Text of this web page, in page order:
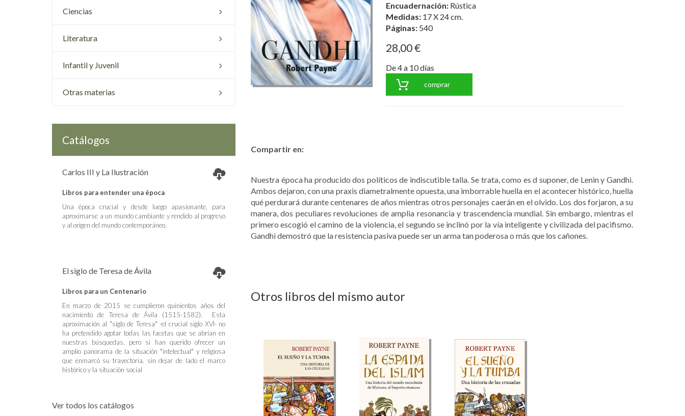
Ciencias
Literatura
Infantil y Juvenil
Otras materias
Catálogos
Carlos III y La Ilustración
Libros para entender una época
Una época crucial y desde luego apasionante, para
aproximarse a un mundo cambiante y rendido al progreso
y al origen del mundo contemporáneo.
El siglo de Teresa de Ávila
Libros para un Centenario
En marzo de 2015 se cumplieron quinientos años del
nacimiento de Teresa de Ávila (1515-1582). Esta
aproximación al "siglo de Teresa" -el crucial siglo XVI- no
ha pretendido agotar todas las facetas que se abrían en
nuestras búsquedas, pero sí han querido ofrecer un
amplio panorama de la situación "intelectual" y religiosa
que enmarcó su trayectoria, sin dejar de lado el marco
histórico y la situación social
Ver todos los catálogos
Encuadernación: Rústica
Medidas: 17 X 24 cm.
Páginas: 540
28,00 €
De 4 a 10 días
comprar
Compartir en:
Nuestra época ha producido dos políticos de indiscutible talla. Se trata, como es d suponer, de Lenin y Gandhi.
Ambos dejaron, con una praxis diametralmente opuesta, una imborrable huella en el acontecer histórico, huella
qué perdurará durante centenares de años mientras otros personajes caerán en el olvido. Los dos forjaron, a su
manera, dos peculiares revoluciones de amplia resonancia y trascendencia mundial. Sin embargo, mientras el
primero escogió el camino de la violencia, el segundo se inclinó por la vía inteligente y civilizada del pacifismo.
Gandhi demostró que la resistencia pasiva puede ser un arma tan poderosa o más que los cañones.
Otros libros del mismo autor